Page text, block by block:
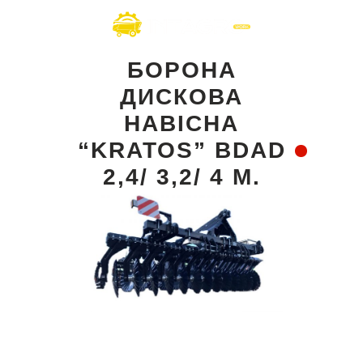
БОРОНА
ДИСКОВА
НАВІСНА
“KRATOS” BDAD
2,4/ 3,2/ 4 М.